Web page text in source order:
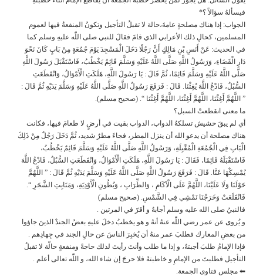
فيسألهُ سؤالاً ؟*
الجواب: إذا هناك مصلحةٍ عامةَ،حالة لا تقبلُ التأجيل وتكونُ المنفعةُ فيها لعموم
المسلمين، كحالِ ذلك الأعرابي الذي قامَ فقالَ للنبي صلى اللّٰه عليهِ وسلم كما
في الحديث: عَنْ أَنَسِ بْنِ مَالِكٍ أَنَّ رَجُلًا دَخَلَ الْمَسْجِدَ يَوْمَ جُمُعَةٍ مِنْ بَابٍ كَانَ نَحْوَ
دَارِ الْقَضَاءِ، وَرَسُولُ اللَّهِ صَلَّى اللَّهُ عَلَيْهِ وَسَلَّمَ قَائِمٌ يَخْطُبُ، فَاسْتَقْبَلَ رَسُولَ اللَّهِ
صَلَّى اللَّهُ عَلَيْهِ وَسَلَّمَ قَائِمًا، ثُمَّ قَالَ : يَا رَسُولَ اللَّهِ، هَلَكَتِ الْأَمْوَالُ، وَانْقَطَعَتِ
السُّبُلُ، فَادْعُ اللَّهَ يُغِثْنَا. قَالَ : فَرَفَعَ رَسُولُ اللَّهِ صَلَّى اللَّهُ عَلَيْهِ وَسَلَّمَ يَدَيْهِ ثُمَّ قَالَ :
” اللَّهُمَّ أَغِثْنَا، اللَّهُمَّ أَغِثْنَا، اللَّهُمَّ أَغِثْنَا “. (صحيح مسلم).
ما معنى انقطعتْ السبل؟
أي لم يبقَ حشيش تسلكهُ الدواب، الدواب بقيت في أرضٍ لا طعامَ فيها، فكانت
هناك مصلحة أن يدعو الله أن ينزل المطر، فجاءَ مطرٌ شديد، ثُمَّ دَخَلَ رَجُلٌ مِنْ ذَلِكَ
الْبَابِ فِي الْجُمُعَةِ الْمُقْبِلَةِ، وَرَسُولُ اللَّهِ صَلَّى اللَّهُ عَلَيْهِ وَسَلَّمَ قَائِمٌ يَخْطُبُ،
فَاسْتَقْبَلَهُ قَائِمًا، فَقَالَ : يَا رَسُولَ اللَّهِ، هَلَكَتِ الْأَمْوَالُ، وَانْقَطَعَتِ السُّبُلُ، فَادْعُ اللَّهَ
يُمْسِكْهَا عَنَّا. قَالَ : فَرَفَعَ رَسُولُ اللَّهِ صَلَّى اللَّهُ عَلَيْهِ وَسَلَّمَ يَدَيْهِ ثُمَّ قَالَ : ” اللَّهُمَّ
حَوْلَنَا وَلَا عَلَيْنَا، اللَّهُمَّ عَلَى الْآكَامِ ، وَالظِّرَابِ ، وَبُطُونِ الْأَوْدِيَةِ، وَمَنَابِتِ الشَّجَرِ “.
فَانْقَلَعَتْ وَخَرَجْنَا نَمْشِي فِي الشَّمْسِ. (صحيح مسلم)
فالنبيُ صلى الله عليه وسلم أجابهُ و أقرّ في المرتين .
و يُروى عن عمر رضي اللّٰه عنهُ أنهُ و هو يخطبُ دخلَ عليهِ بعضُ الجندْ الذينَ جاؤوا
من بعضِ المعارك فطلبَ عمر منهُ أن يُخبِرَ الناسَ عن حالِ الجند في جِهادِهم .
فإذا الإمامُ طلبَ أجبتهُ، و إذا ما طلب وأنتَ رأيتَ لذلك حاجةً ومنفعةٍ حالّة لا تقبلُ
التأجيل فطلبتَ من الإمامِ و خاطبتهُ فلا حرجَ إن شاء الله، و اللّٰه تعالى أعلم .
⬅ مجلس فتاوى الجمعة.